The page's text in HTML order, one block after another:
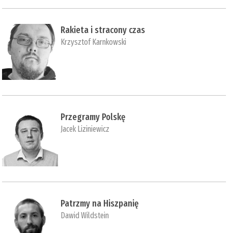
Rakieta i stracony czas
Krzysztof Karnkowski
Przegramy Polskę
Jacek Liziniewicz
Patrzmy na Hiszpanię
Dawid Wildstein